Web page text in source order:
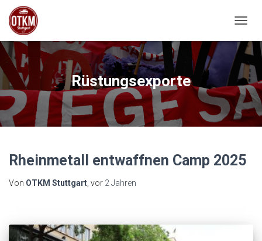
Rüstungsexporte
Rheinmetall entwaffnen Camp 2025
Von OTKM Stuttgart , vor 2 Jahren